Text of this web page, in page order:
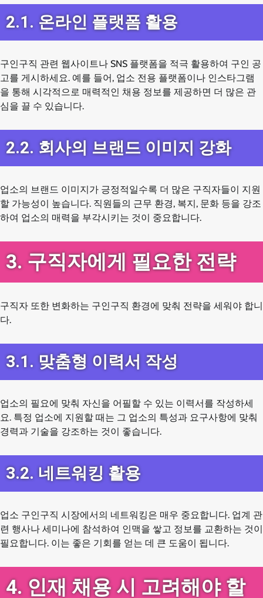
2.1. 온라인 플랫폼 활용
구인구직 관련 웹사이트나 SNS 플랫폼을 적극 활용하여 구인 공
고를 게시하세요. 예를 들어, 업소 전용 플랫폼이나 인스타그램
을 통해 시각적으로 매력적인 채용 정보를 제공하면 더 많은 관
심을 끌 수 있습니다.
2.2. 회사의 브랜드 이미지 강화
업소의 브랜드 이미지가 긍정적일수록 더 많은 구직자들이 지원
할 가능성이 높습니다. 직원들의 근무 환경, 복지, 문화 등을 강조
하여 업소의 매력을 부각시키는 것이 중요합니다.
3. 구직자에게 필요한 전략
구직자 또한 변화하는 구인구직 환경에 맞춰 전략을 세워야 합니
다.
3.1. 맞춤형 이력서 작성
업소의 필요에 맞춰 자신을 어필할 수 있는 이력서를 작성하세
요. 특정 업소에 지원할 때는 그 업소의 특성과 요구사항에 맞춰
경력과 기술을 강조하는 것이 좋습니다.
3.2. 네트워킹 활용
업소 구인구직 시장에서의 네트워킹은 매우 중요합니다. 업계 관
련 행사나 세미나에 참석하여 인맥을 쌓고 정보를 교환하는 것이
필요합니다. 이는 좋은 기회를 얻는 데 큰 도움이 됩니다.
4. 인재 채용 시 고려해야 할